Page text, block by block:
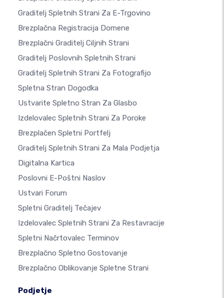
Graditelj Spletnih Strani Za E-Trgovino
Brezplačna Registracija Domene
Brezplačni Graditelj Ciljnih Strani
Graditelj Poslovnih Spletnih Strani
Graditelj Spletnih Strani Za Fotografijo
Spletna Stran Dogodka
Ustvarite Spletno Stran Za Glasbo
Izdelovalec Spletnih Strani Za Poroke
Brezplačen Spletni Portfelj
Graditelj Spletnih Strani Za Mala Podjetja
Digitalna Kartica
Poslovni E-Poštni Naslov
Ustvari Forum
Spletni Graditelj Tečajev
Izdelovalec Spletnih Strani Za Restavracije
Spletni Načrtovalec Terminov
Brezplačno Spletno Gostovanje
Brezplačno Oblikovanje Spletne Strani
Podjetje